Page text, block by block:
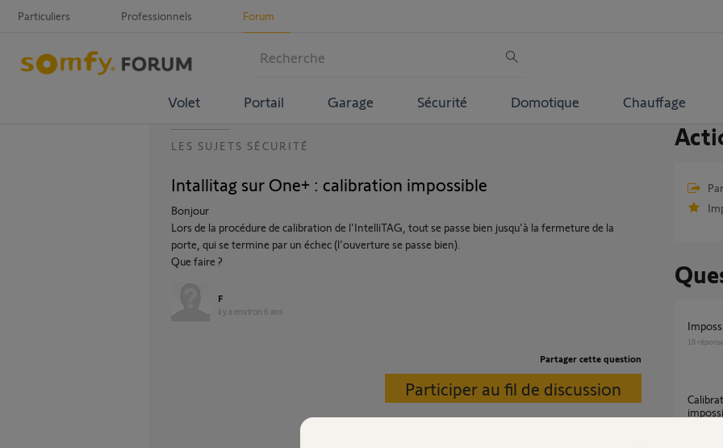
Particuliers Professionnels Forum
Volet Portail Garage Sécurité Domotique Chauffage
LES SUJETS SÉCURITÉ
Intallitag sur One+ : calibration impossible
Bonjour
Lors de la procédure de calibration de l'IntelliTAG, tout se passe bien jusqu'à la fermeture de la
porte, qui se termine par un échec (l'ouverture se passe bien).
Que faire ?
F
il y a environ 6 ans
Partager cette question
Participer au fil de discussion
18
Calibration intellitag sur porte entrée